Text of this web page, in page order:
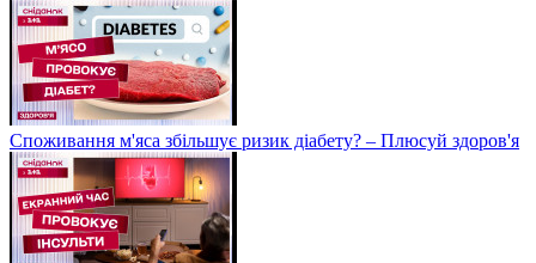
Споживання м'яса збільшує ризик діабету? – Плюсуй здоров'я